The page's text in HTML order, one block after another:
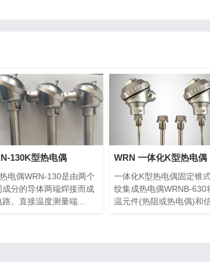
130K型热电偶
电偶WRN-130是由两个
成分的导体两端焊接而成
路。直接温度测量端...
WRN 一体化K型热电偶
一体化K型热电偶固定锥
纹集成热电偶WRNB-630
温元件(热阻或热电偶)和